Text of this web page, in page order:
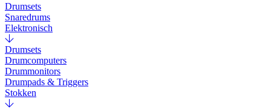
Drumsets
Snaredrums
Elektronisch
Drumsets
Drumcomputers
Drummonitors
Drumpads & Triggers
Stokken